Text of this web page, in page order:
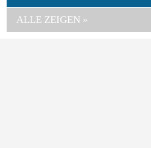
ALLE ZEIGEN »